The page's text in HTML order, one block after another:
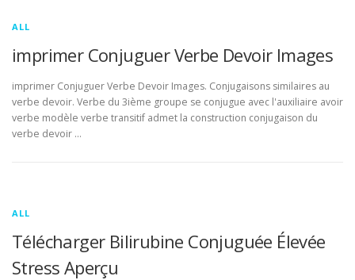
ALL
imprimer Conjuguer Verbe Devoir Images
imprimer Conjuguer Verbe Devoir Images. Conjugaisons similaires au
verbe devoir. Verbe du 3ième groupe se conjugue avec l'auxiliaire avoir
verbe modèle verbe transitif admet la construction conjugaison du
verbe devoir …
ALL
Télécharger Bilirubine Conjuguée Élevée
Stress Aperçu